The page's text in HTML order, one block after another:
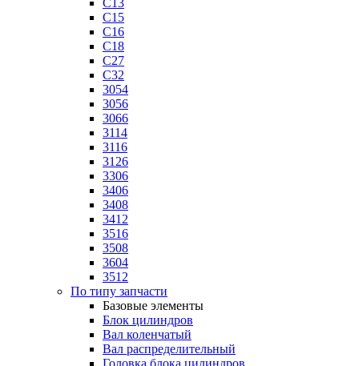
C13
C15
C16
C18
C27
C32
3054
3056
3066
3114
3116
3126
3306
3406
3408
3412
3516
3508
3604
3512
По типу запчасти
Базовые элементы
Блок цилиндров
Вал коленчатый
Вал распределительный
Головка блока цилиндров